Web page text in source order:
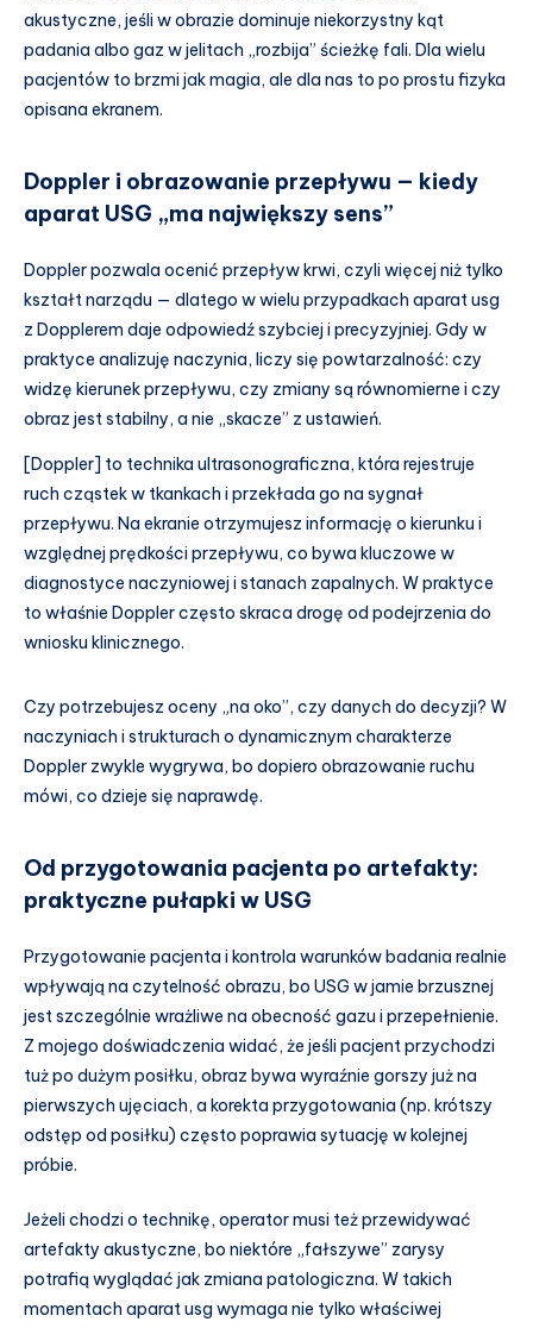
akustyczne, jeśli w obrazie dominuje niekorzystny kąt
padania albo gaz w jelitach „rozbija” ścieżkę fali. Dla wielu
pacjentów to brzmi jak magia, ale dla nas to po prostu fizyka
opisana ekranem.
Doppler i obrazowanie przepływu — kiedy
aparat USG „ma największy sens”
Doppler pozwala ocenić przepływ krwi, czyli więcej niż tylko
kształt narządu — dlatego w wielu przypadkach aparat usg
z Dopplerem daje odpowiedź szybciej i precyzyjniej. Gdy w
praktyce analizuję naczynia, liczy się powtarzalność: czy
widzę kierunek przepływu, czy zmiany są równomierne i czy
obraz jest stabilny, a nie „skacze” z ustawień.
[Doppler] to technika ultrasonograficzna, która rejestruje
ruch cząstek w tkankach i przekłada go na sygnał
przepływu. Na ekranie otrzymujesz informację o kierunku i
względnej prędkości przepływu, co bywa kluczowe w
diagnostyce naczyniowej i stanach zapalnych. W praktyce
to właśnie Doppler często skraca drogę od podejrzenia do
wniosku klinicznego.
Czy potrzebujesz oceny „na oko”, czy danych do decyzji? W
naczyniach i strukturach o dynamicznym charakterze
Doppler zwykle wygrywa, bo dopiero obrazowanie ruchu
mówi, co dzieje się naprawdę.
Od przygotowania pacjenta po artefakty:
praktyczne pułapki w USG
Przygotowanie pacjenta i kontrola warunków badania realnie
wpływają na czytelność obrazu, bo USG w jamie brzusznej
jest szczególnie wrażliwe na obecność gazu i przepełnienie.
Z mojego doświadczenia widać, że jeśli pacjent przychodzi
tuż po dużym posiłku, obraz bywa wyraźnie gorszy już na
pierwszych ujęciach, a korekta przygotowania (np. krótszy
odstęp od posiłku) często poprawia sytuację w kolejnej
próbie.
Jeżeli chodzi o technikę, operator musi też przewidywać
artefakty akustyczne, bo niektóre „fałszywe” zarysy
potrafią wyglądać jak zmiana patologiczna. W takich
momentach aparat usg wymaga nie tylko właściwej